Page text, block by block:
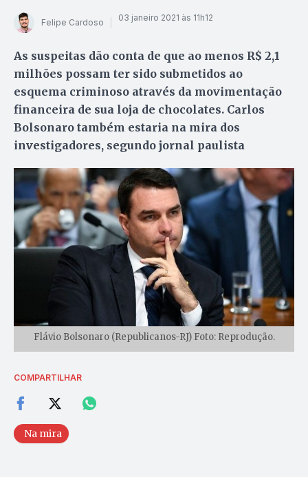
Felipe Cardoso 03 janeiro 2021 às 11h12
As suspeitas dão conta de que ao menos R$ 2,1
milhões possam ter sido submetidos ao
esquema criminoso através da movimentação
financeira de sua loja de chocolates. Carlos
Bolsonaro também estaria na mira dos
investigadores, segundo jornal paulista
Flávio Bolsonaro (Republicanos-RJ) Foto: Reprodução.
COMPARTILHAR
Na mira